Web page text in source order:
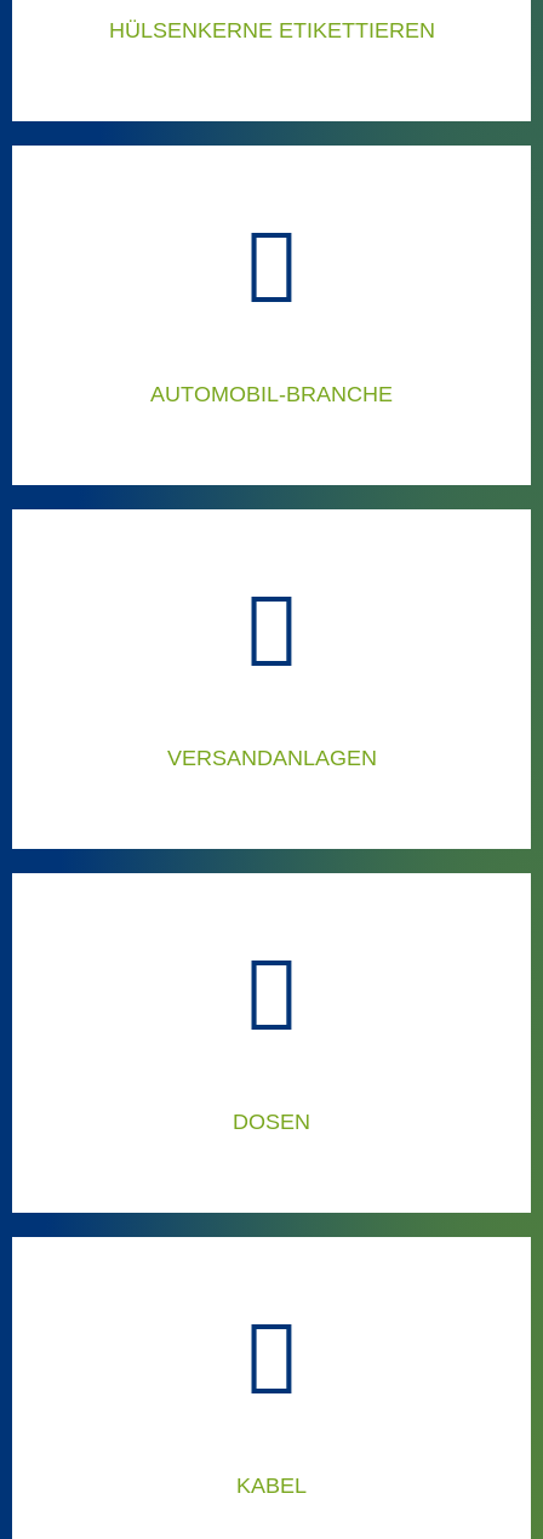
HÜLSENKERNE ETIKETTIEREN
/Kernen
AUTOMOBIL-BRANCHE
präzise Applikationen
VERSANDANLAGEN
VERSANDBEREICH
DOSEN
DIE RICHTIGEN LÖSUNGEN FÜR DOSEN:
Dann sind diese Anlagen die richtigen für Sie:
KABEL